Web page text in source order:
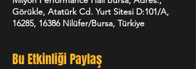
Görükle, Atatürk Cd. Yurt Sitesi D:101/A,
16285, 16386 Nilüfer/Bursa, Türkiye
Bu Etkinliği Paylaş